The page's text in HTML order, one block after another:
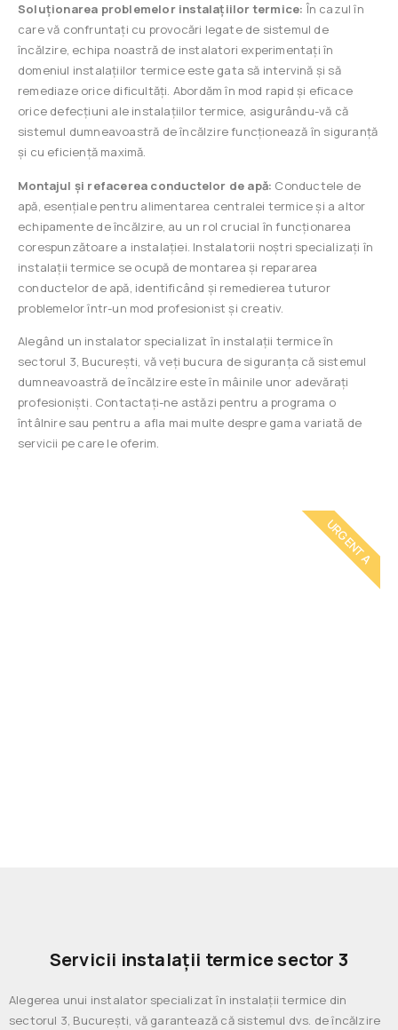
Soluționarea problemelor instalațiilor termice: În cazul în
care vă confruntați cu provocări legate de sistemul de
încălzire, echipa noastră de instalatori experimentați în
domeniul instalațiilor termice este gata să intervină și să
remediaze orice dificultăți. Abordăm în mod rapid și eficace
orice defecțiuni ale instalațiilor termice, asigurându-vă că
sistemul dumneavoastră de încălzire funcționează în siguranță
și cu eficiență maximă.
Montajul și refacerea conductelor de apă: Conductele de
apă, esențiale pentru alimentarea centralei termice și a altor
echipamente de încălzire, au un rol crucial în funcționarea
corespunzătoare a instalației. Instalatorii noștri specializați în
instalații termice se ocupă de montarea și repararea
conductelor de apă, identificând și remedierea tuturor
problemelor într-un mod profesionist și creativ.
Alegând un instalator specializat în instalații termice în
sectorul 3, București, vă veți bucura de siguranța că sistemul
dumneavoastră de încălzire este în mâinile unor adevărați
profesioniști. Contactați-ne astăzi pentru a programa o
întâlnire sau pentru a afla mai multe despre gama variată de
servicii pe care le oferim.
URGENTA
Servicii instalații termice sector 3
Alegerea unui instalator specializat în instalații termice din
sectorul 3, București, vă garantează că sistemul dvs. de încălzire